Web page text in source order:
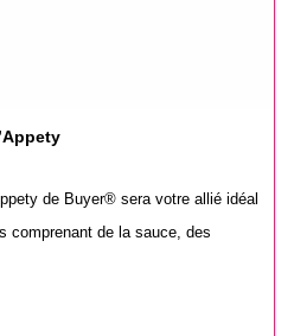
de Buyer® sera votre allié idéal
comprenant de la sauce, des